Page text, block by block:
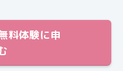
料体験に申